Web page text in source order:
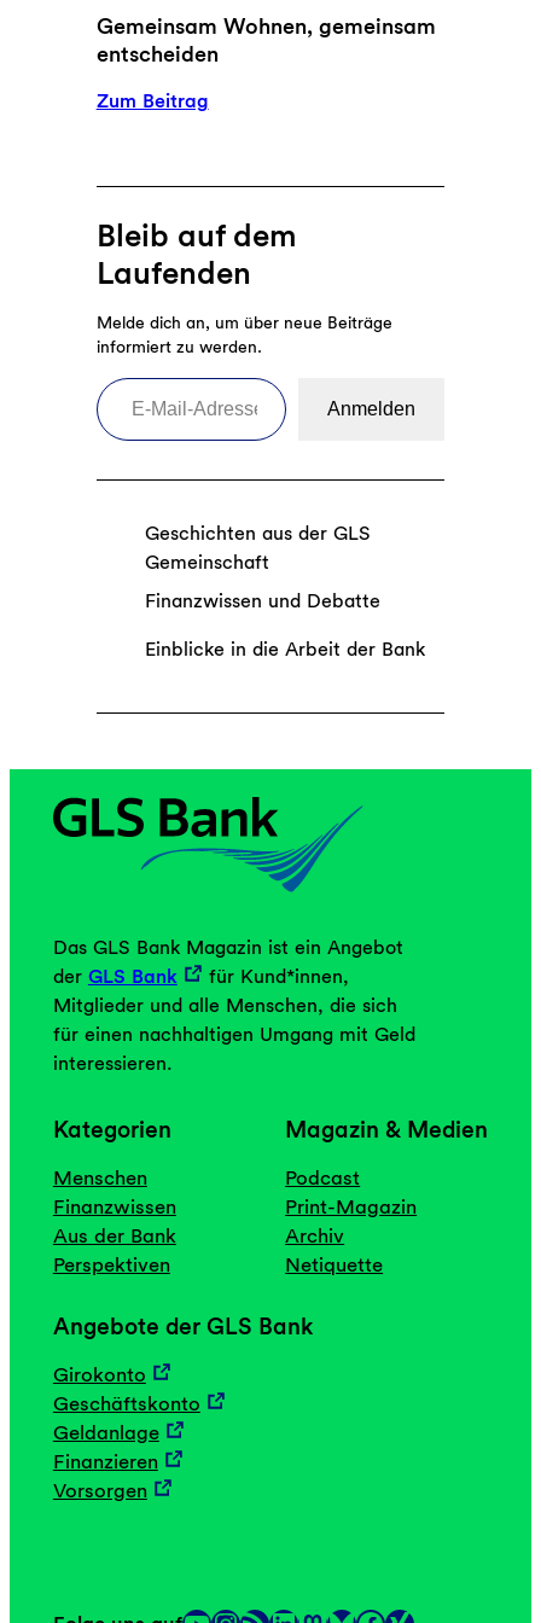
k
a
l
n
n
c
h
e
r
a
l
s
K
u
h
m
c
Gemeinsam Wohnen, gemeinsam
entscheiden
Zum Beitrag:
m
i
n
a
m
o
h
n
n
,
m
i
s
m
e
s
c
h
e
Bleib auf dem
Laufenden
Melde dich an, um über neue Beiträge
informiert zu werden.
E-Mail-Adresse eingeben
Anmelden
Geschichten aus der GLS
Gemeinschaft
Finanzwissen und Debatte
Einblicke in die Arbeit der Bank
Das GLS Bank Magazin ist ein Angebot
der GLS Bank
für Kund*innen,
Mitglieder und alle Menschen, die sich
für einen nachhaltigen Umgang mit Geld
interessieren.
Kategorien
Menschen
Finanzwissen
Aus der Bank
Perspektiven
Magazin & Medien
Podcast
Print-Magazin
Archiv
Netiquette
Angebote der GLS Bank
Girokonto
Geschäftskonto
Geldanlage
Finanzieren
Vorsorgen